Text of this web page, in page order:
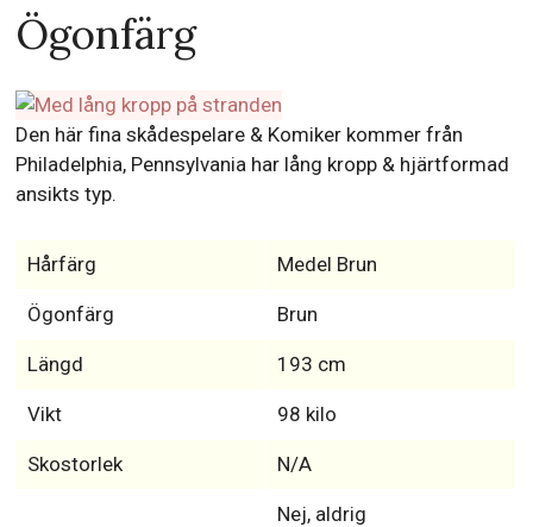
Ögonfärg
Den här fina skådespelare & Komiker kommer från
Philadelphia, Pennsylvania har lång kropp & hjärtformad
ansikts typ.
Hårfärg Medel Brun
Ögonfärg Brun
Längd 193 cm
Vikt 98 kilo
Skostorlek N/A
Nej, aldrig